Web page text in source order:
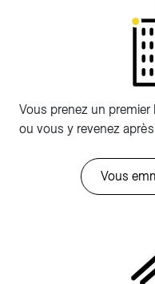
Vous prenez un
ou vous y revenez
Vous